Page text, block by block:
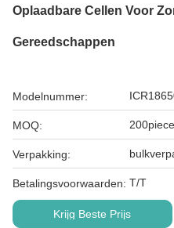
Oplaadbare Cellen Voor
Gereedschappen
Modelnummer:
MOQ:
Verpakking:
Betalingsvoorwaarden: T/T
Krijg Beste Prijs